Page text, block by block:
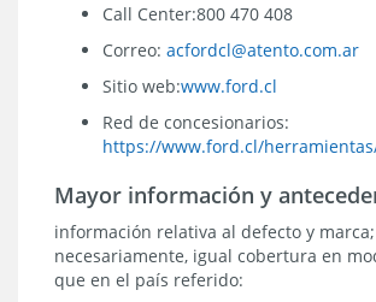
Call Center:800 470 408
Correo: acfordcl@atento.com.ar
Sitio web:www.ford.cl
Red de concesionarios:
https://www.ford.cl/
Mayor información y
información relativa al defecto y
necesariamente, igual cobertura en
que en el país referido: